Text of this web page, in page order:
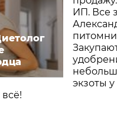
ИП. Все
экзоты